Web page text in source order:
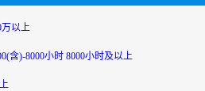
万以上
含)-8000小时 8000小时及以上